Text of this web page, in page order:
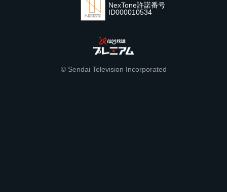
NexTone許諾番号
ID000010534
© Sendai Television Incorporated